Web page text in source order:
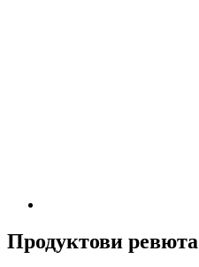
Продуктови ревюта